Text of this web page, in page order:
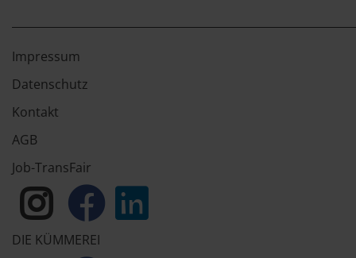
Impressum
Datenschutz
Kontakt
AGB
Job-TransFair
DIE KÜMMEREI